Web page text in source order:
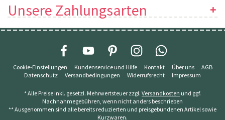
Unsere Zahlungsarten
Cookie-Einstellungen Kundenservice und Hilfe Kontakt Über uns
AGB
Datenschutz
Versandbedingungen Widerrufsrecht Impressum
* Alle Preise inkl. gesetzl. Mehrwertsteuer zzgl. Versandkosten und ggf.
Nachnahmegebühren, wenn nicht anders beschrieben
** Ausgenommen sind alle bereits reduzierten und preisgebundenen Artikel sowie
Kurzwaren.